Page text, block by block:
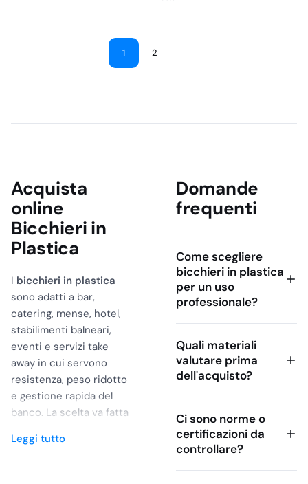
1 2
Acquista
online
Bicchieri in
Plastica
I bicchieri in plastica
sono adatti a bar,
catering, mense, hotel,
stabilimenti balneari,
eventi e servizi take
away in cui servono
resistenza, peso ridotto
e gestione rapida del
banco. La scelta va fatta
bicchieri in
Leggi tutto
Domande
frequenti
Come scegliere
bicchieri in plastica
per un uso
professionale?
Quali materiali
valutare prima
dell'acquisto?
Ci sono norme o
certificazioni da
controllare?